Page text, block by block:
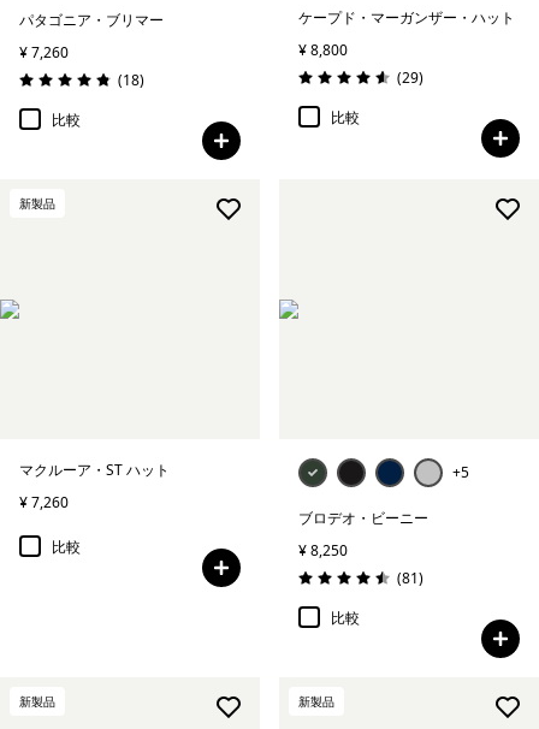
パタゴニア・ブリマー
¥ 7,260
評価: 4.8 / 5
(18レビュー
)
比較
ケープド・マーガンザー・ハット
¥ 8,800
評価: 4.6 / 5
(29レビュー
)
比較
新製品
マクルーア・ST ハット
¥ 7,260
比較
+5
ブロデオ・ビーニー
¥ 8,250
評価: 4.5 / 5
(81レビュー
)
比較
新製品 新製品